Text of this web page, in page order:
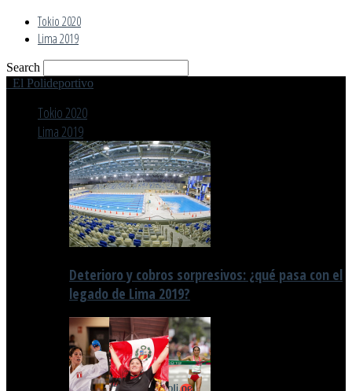
Tokio 2020
Lima 2019
Search
El Polideportivo
Tokio 2020
Lima 2019
Deterioro y cobros sorpresivos: ¿qué pasa con el
legado de Lima 2019?